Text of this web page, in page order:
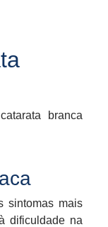
branca
sintomas mais
dificuldade na